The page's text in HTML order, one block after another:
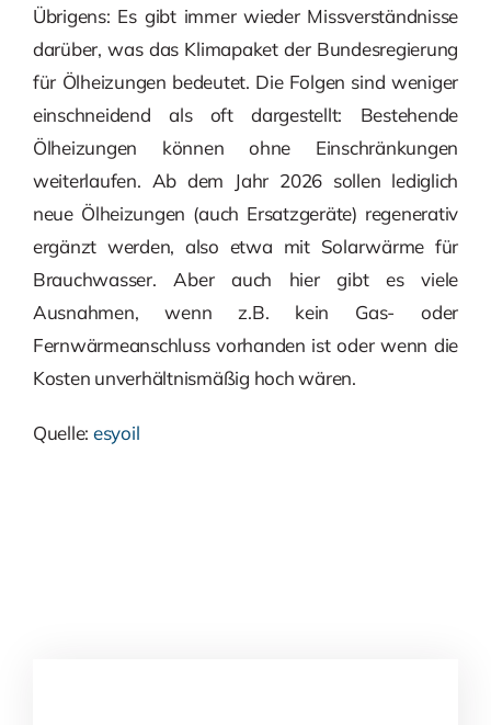
Übrigens: Es gibt immer wieder Missverständnisse
darüber, was das Klimapaket der Bundesregierung
für Ölheizungen bedeutet. Die Folgen sind weniger
einschneidend als oft dargestellt: Bestehende
Ölheizungen können ohne Einschränkungen
weiterlaufen. Ab dem Jahr 2026 sollen lediglich
neue Ölheizungen (auch Ersatzgeräte) regenerativ
ergänzt werden, also etwa mit Solarwärme für
Brauchwasser. Aber auch hier gibt es viele
Ausnahmen, wenn z.B. kein Gas- oder
Fernwärmeanschluss vorhanden ist oder wenn die
Kosten unverhältnismäßig hoch wären.
Quelle: esyoil